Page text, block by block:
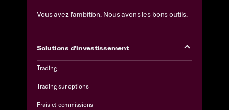
Vous avez l'ambition. Nous avons les bons outils.
Solutions d'investissement
Trading
Trading sur options
Frais et commissions